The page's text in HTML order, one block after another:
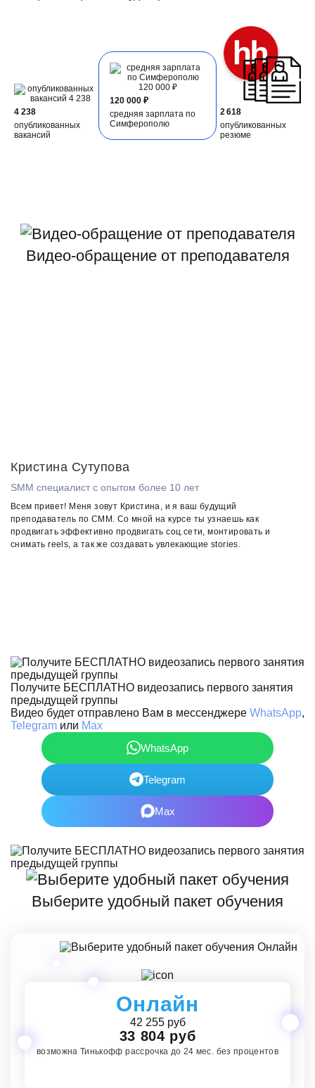
4 238
опубликованных
вакансий
120 000 ₽
средняя зарплата по
Симферополю
2 618
опубликованных
резюме
Видео-обращение от преподавателя
Кристина Сутупова
SMM специалист с опытом более 10 лет
Всем привет! Меня зовут Кристина, и я ваш будущий
преподаватель по СММ. Со мной на курсе ты узнаешь как
продвигать эффективно продвигать соц.сети, монтировать и
снимать reels, а так же создавать увлекающие stories.
Получите БЕСПЛАТНО видеозапись первого занятия
предыдущей группы
Видео будет отправлено Вам в мессенджере WhatsApp,
Telegram или Max
WhatsApp
Telegram
Max
Выберите удобный пакет обучения
Онлайн
42 255 руб
33 804 руб
возможна Тинькофф рассрочка до 24 мес. без процентов